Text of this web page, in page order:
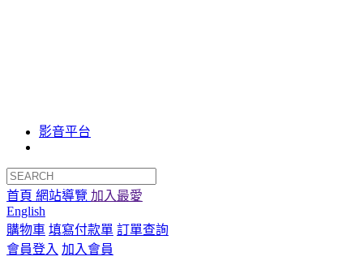
影音平台
首頁 網站導覽 加入最愛
English
購物車 填寫付款單 訂單查詢
會員登入 加入會員